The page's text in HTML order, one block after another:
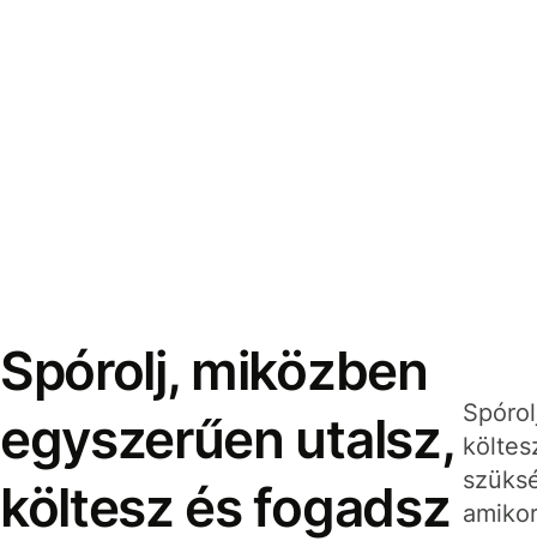
Spórolj, miközben
egyszerűen utalsz,
költesz és fogadsz